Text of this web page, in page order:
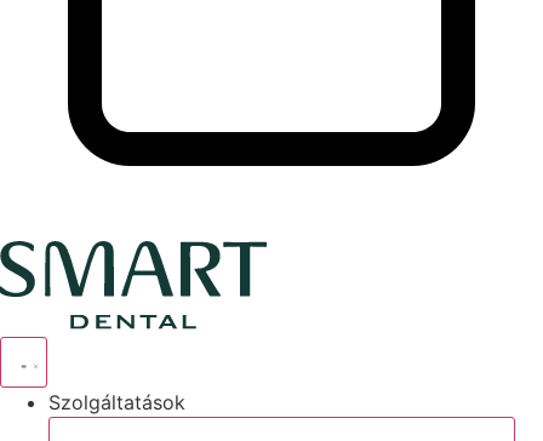
Szolgáltatások